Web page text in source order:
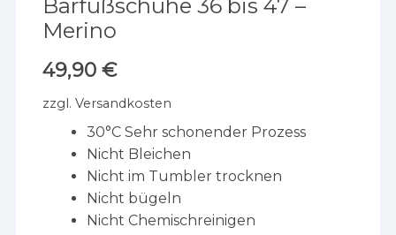
Barfußschuhe 36 bis 47 –
Merino
49,90€
zzgl.Versandkosten
30°C Sehr schonender Prozess
Nicht Bleichen
Nicht im Tumbler trocknen
Nicht bügeln
Nicht Chemischreinigen